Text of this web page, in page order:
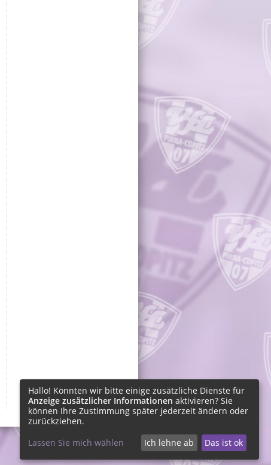
Hallo! Könnten wir bitte einige zusätzliche Dienste für
Anzeige zusätzlicher Informationen aktivieren? Sie
können Ihre Zustimmung später jederzeit ändern oder
zurückziehen.
Lassen Sie mich wählen
Ich lehne ab Das ist ok